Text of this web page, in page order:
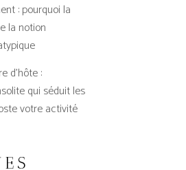
: pourquoi la
la notion
d’hôte :
qui séduit les
votre activité